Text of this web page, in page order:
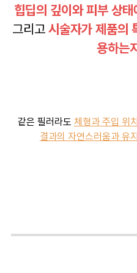
힙딥의 깊이와 피부 상
그리고 시술자가 제품의
용하는지
같은 필러라도 체 형과 주입 위
결과의 자연스러움과 유